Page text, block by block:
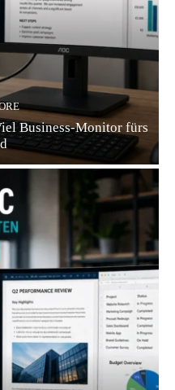
Business-Monitor fürs